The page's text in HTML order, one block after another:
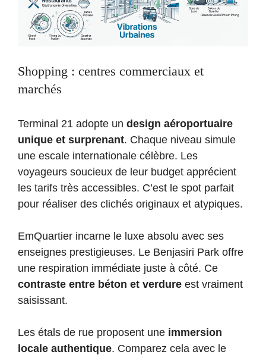
Shopping : centres commerciaux et
marchés
Terminal 21 adopte un design aéroportuaire
unique et surprenant. Chaque niveau simule
une escale internationale célèbre. Les
voyageurs soucieux de leur budget apprécient
les tarifs très accessibles. C’est le spot parfait
pour réaliser des clichés originaux et atypiques.
EmQuartier incarne le luxe absolu avec ses
enseignes prestigieuses. Le Benjasiri Park offre
une respiration immédiate juste à côté. Ce
contraste entre béton et verdure est vraiment
saisissant.
Les étals de rue proposent une immersion
locale authentique. Comparez cela avec le